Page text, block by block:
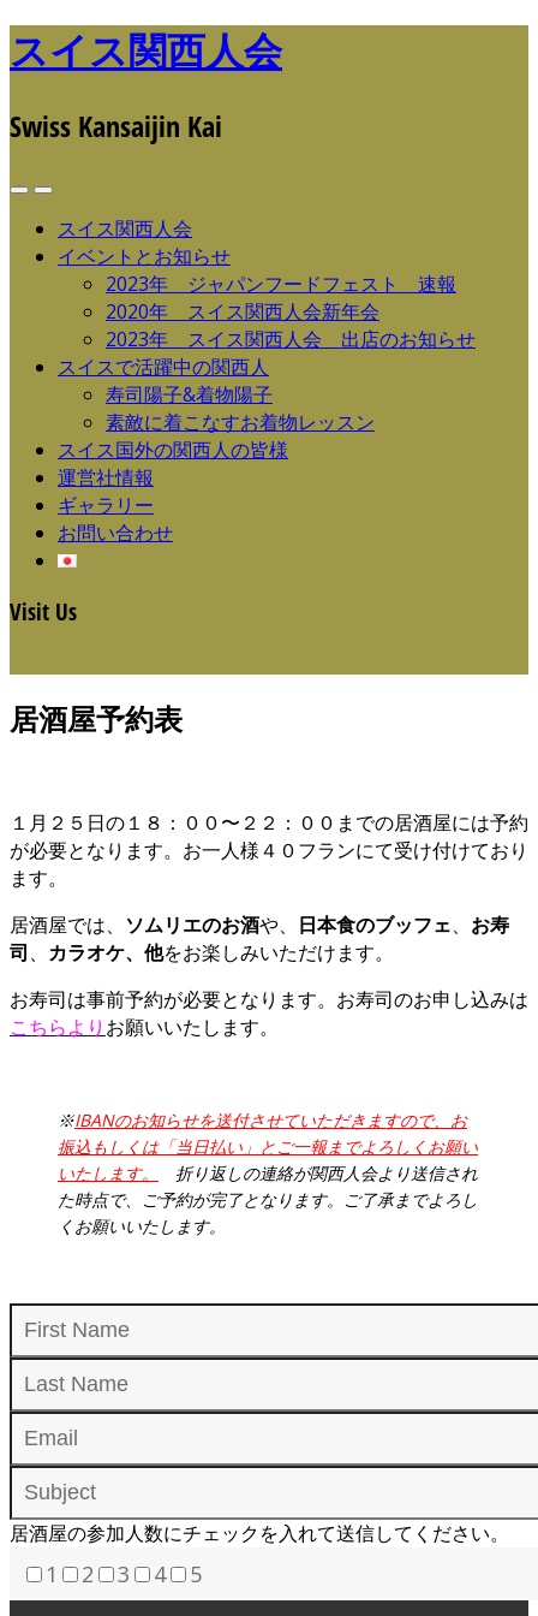
スイス関西人会
Swiss Kansaijin Kai
スイス関西人会
イベントとお知らせ
2023年 ジャパンフードフェスト 速報
2020年 スイス関西人会新年会
2023年 スイス関西人会 出店のお知らせ
スイスで活躍中の関西人
寿司陽子&着物陽子
素敵に着こなすお着物レッスン
スイス国外の関西人の皆様
運営社情報
ギャラリー
お問い合わせ
Visit Us
居酒屋予約表
１月２５日の１８：００〜２２：００までの居酒屋には予約
が必要となります。お一人様４０フランにて受け付けており
ます。
居酒屋では、 ソムリエのお酒や、 日本食のブッフェ、 お寿
司、 カラオケ、他をお楽しみいただけます。
お寿司は事前予約が必要となります。お寿司のお申し込みは
こちらより お願いいたします。
※IBANのお知らせを送付させていただきますので、お
振込もしくは「当日払い」とご一報までよろしくお願い
いたします。
折り返しの連絡が関西人会より送信され
た時点で、ご予約が完了となります。 ご了承までよろし
くお願いいたします。
居酒屋の参加人数にチェックを入れて送信してください。
1 2 3 4 5